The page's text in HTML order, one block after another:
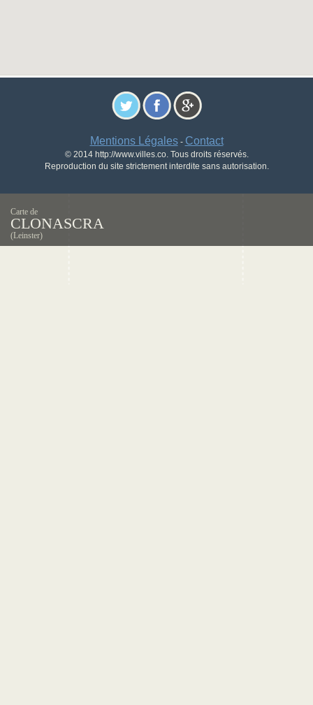
Mentions Légales- Contact
© 2014 http://www.villes.co. Tous droits réservés.
Reproduction du site strictement interdite sans autorisation.
Carte de
CLONASCRA
(Leinster)